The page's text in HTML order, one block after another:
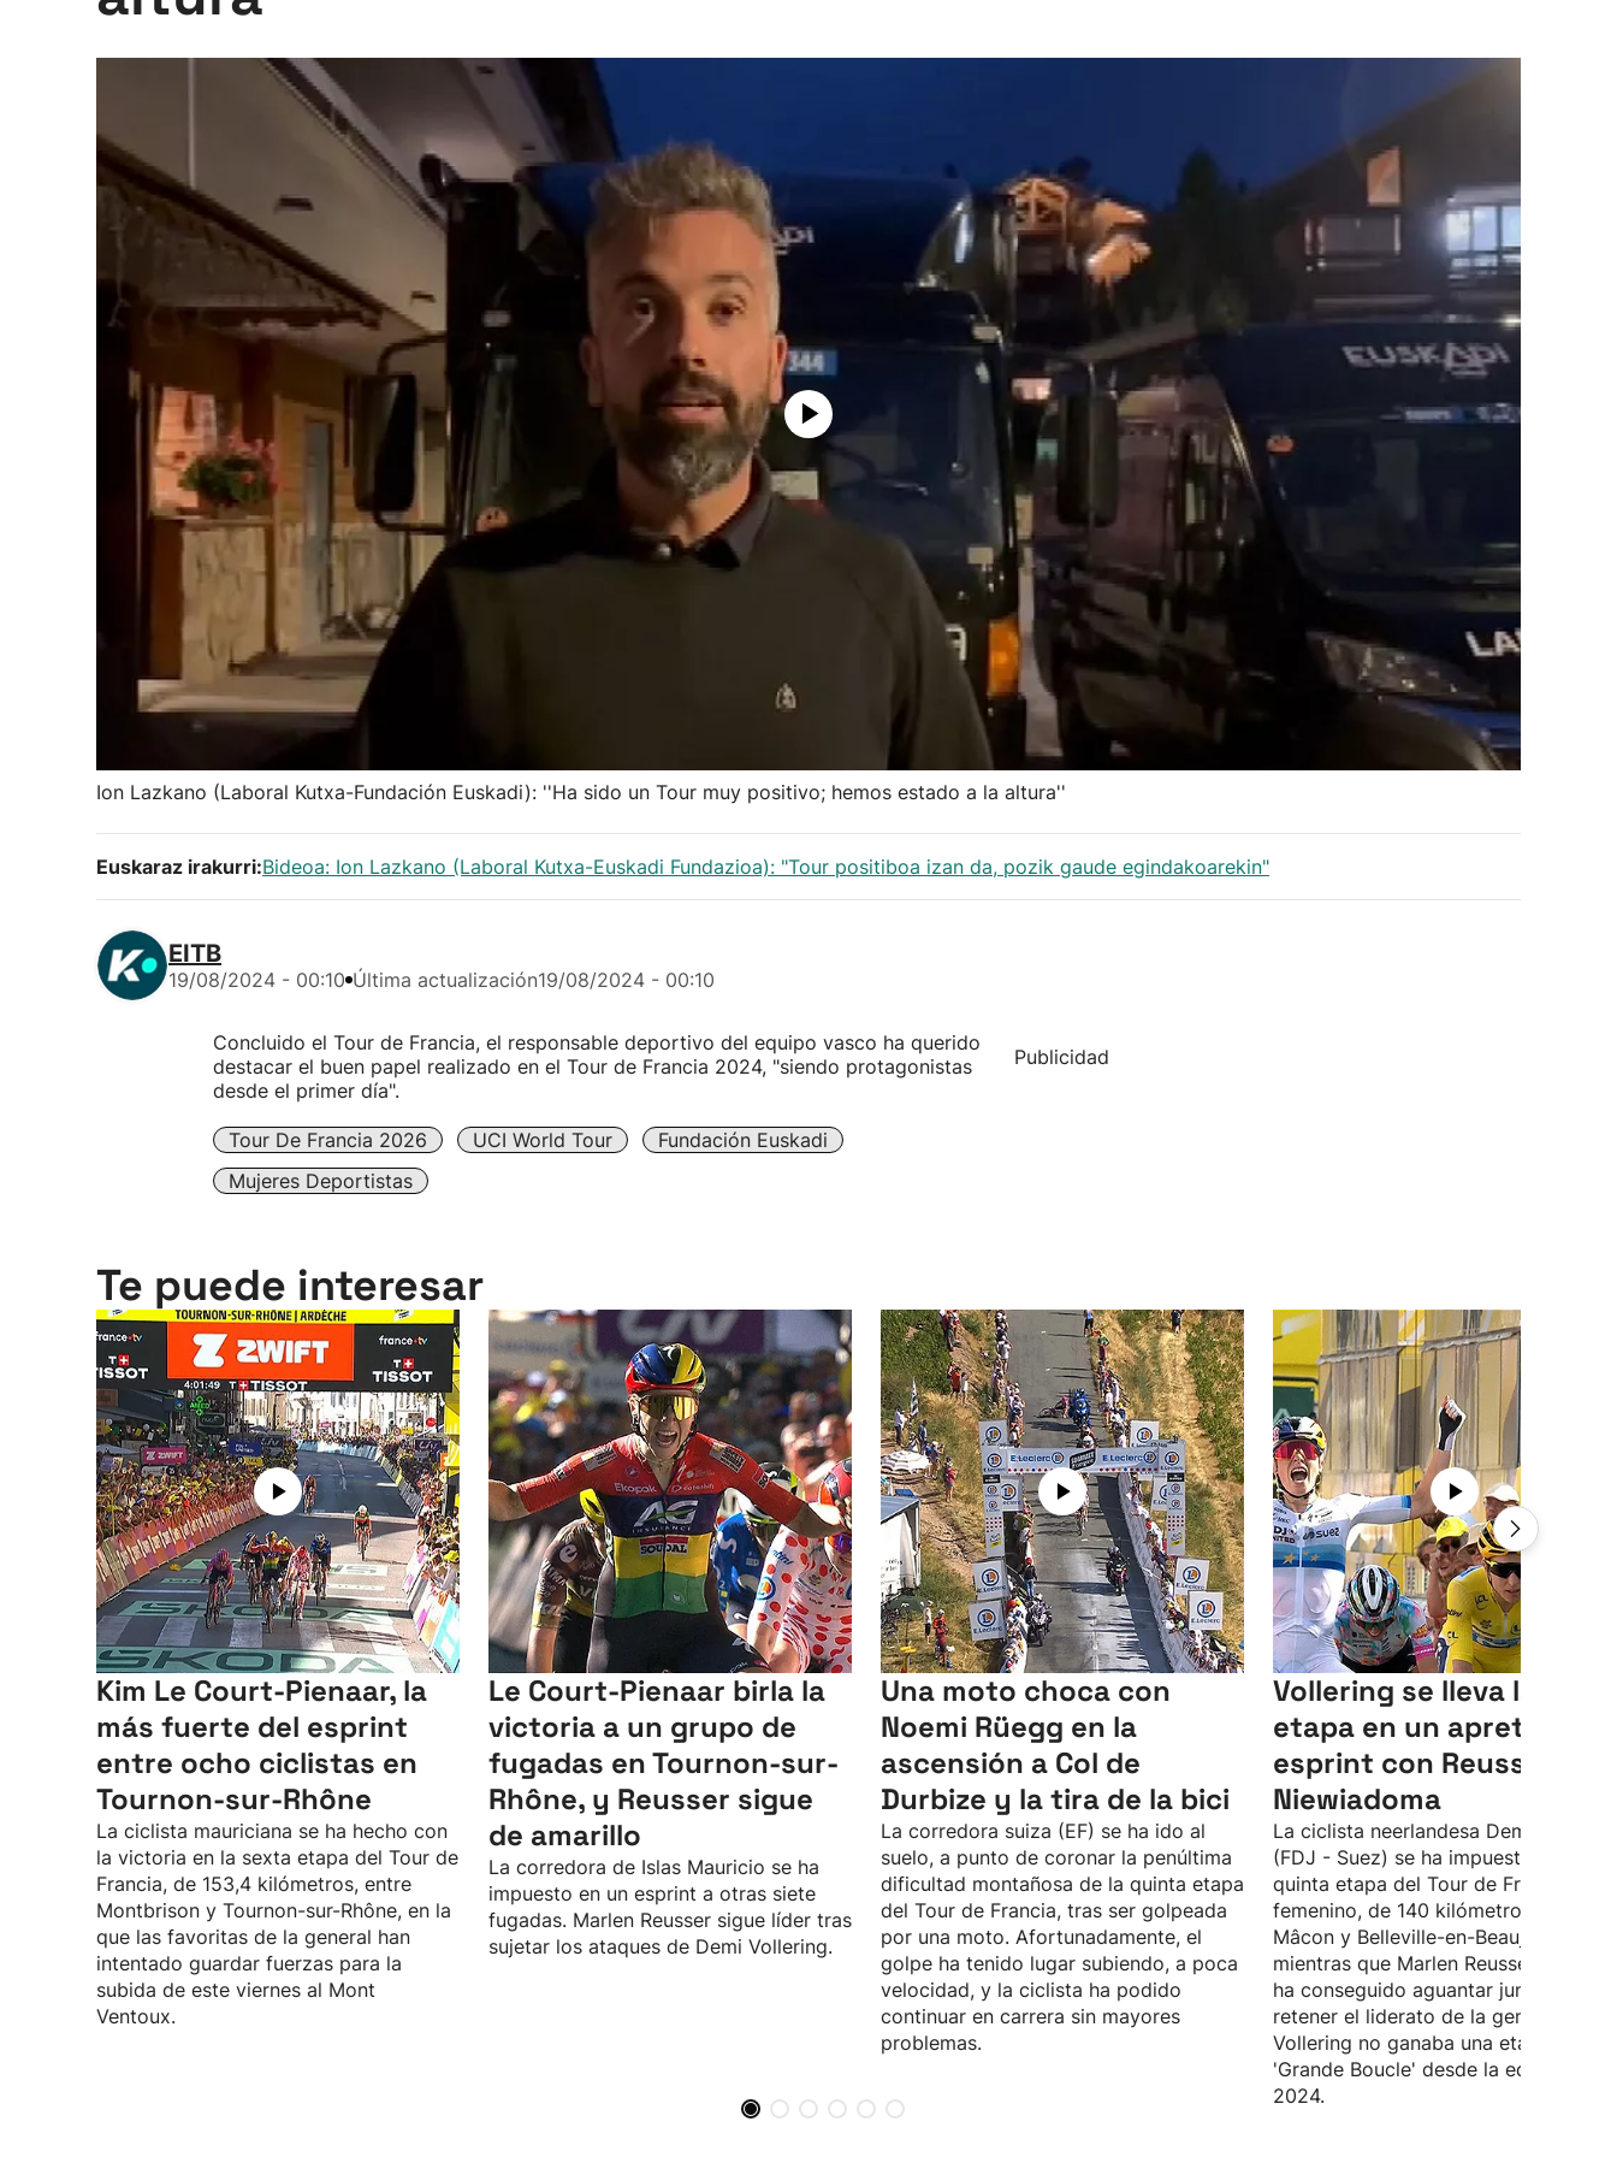
Ion Lazkano (Laboral Kutxa-Fundación Euskadi): ''Ha sido un Tour muy positivo; hemos estado a la altura''
Euskaraz irakurri:Bideoa: Ion Lazkano (Laboral Kutxa-Euskadi Fundazioa): "Tour positiboa izan da, pozik gaude egindakoarekin"
EITB
19/08/2024 - 00:10 Última actualización19/08/2024 - 00:10
Concluido el Tour de Francia, el responsable deportivo del equipo vasco ha querido
destacar el buen papel realizado en el Tour de Francia 2024, "siendo protagonistas
desde el primer día".
Tour De Francia 2026 UCI World Tour
Fundación Euskadi
Mujeres Deportistas
Publicidad
Te puede interesar
Kim Le Court-Pienaar, la
más fuerte del esprint
entre ocho ciclistas en
Tournon-sur-Rhône
La ciclista mauriciana se ha hecho con
la victoria en la sexta etapa del Tour de
Francia, de 153,4 kilómetros, entre
Montbrison y Tournon-sur-Rhône, en la
que las favoritas de la general han
intentado guardar fuerzas para la
subida de este viernes al Mont
Ventoux.
Le Court-Pienaar birla la
victoria a un grupo de
fugadas en Tournon-sur-
Rhône, y Reusser sigue
de amarillo
La corredora de Islas Mauricio se ha
impuesto en un esprint a otras siete
fugadas. Marlen Reusser sigue líder tras
sujetar los ataques de Demi Vollering.
Una moto choca con
Noemi Rüegg en la
ascensión a Col de
Durbize y la tira de la bici
La corredora suiza (EF) se ha ido al
suelo, a punto de coronar la penúltima
dificultad montañosa de la quinta etapa
del Tour de Francia, tras ser golpeada
por una moto. Afortunadamente, el
golpe ha tenido lugar subiendo, a poca
velocidad, y la ciclista ha podido
continuar en carrera sin mayores
problemas.
Vollering se lleva la
etapa en un
esprint con Reusser y
Niewiadoma
La ciclista neerlandesa Demi Vollering
(FDJ - Suez) se ha impuesto en la
quinta etapa del Tour de Francia
femenino, de 140 kilómetros, entre
Mâcon y Belleville-en-Beaujolais,
mientras que Marlen Reusser
ha conseguido aguantar junto a ella y
retener el liderato de la general.
Vollering no ganaba una etapa en la
'Grande Boucle' desde la edición de
2024.